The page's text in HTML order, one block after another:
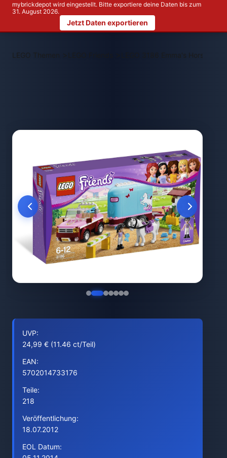
mybrickdepot wird eingestellt. Bitte exportiere deine Daten bis zum
31. August 2026.
Jetzt Daten exportieren
LEGO Themen > LEGO 3186 Emma's Horse
UVP:
24,99 € (11.46 ct/Teil)
EAN:
5702014733176
Teile:
218
Veröffentlichung:
18.07.2012
EOL Datum: